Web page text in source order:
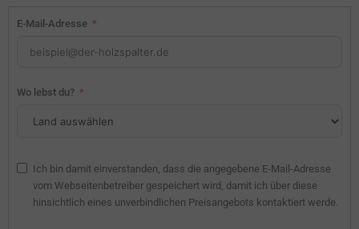
E-Mail-Adresse
Wo lebst du?
Ich bin damit einverstanden, dass die angegebene E-Mail-Adresse
vom Webseitenbetreiber gespeichert wird, damit ich über diese
hinsichtlich eines unverbindlichen Preisangebots kontaktiert werde.